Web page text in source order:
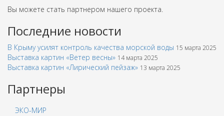
Вы можете стать партнером нашего проекта.
Последние новости
В Крыму усилят контроль качества морской воды 15 марта 2025
Выставка картин «Ветер весны» 14 марта 2025
Выставка картин «Лирический пейзаж» 13 марта 2025
Партнеры
ЭКО-МИР